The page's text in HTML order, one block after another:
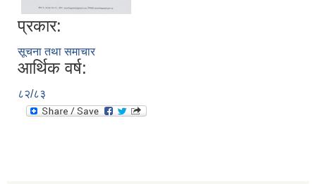
प्रकार:
सूचना तथा समाचार
आर्थिक वर्ष:
८२/८३